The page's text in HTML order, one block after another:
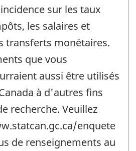
sur les taux
les salaires et
transferts monétaires.
que vous
aussi être utilisés
à d'autres fins
recherche. Veuillez
enquete
de renseignements au